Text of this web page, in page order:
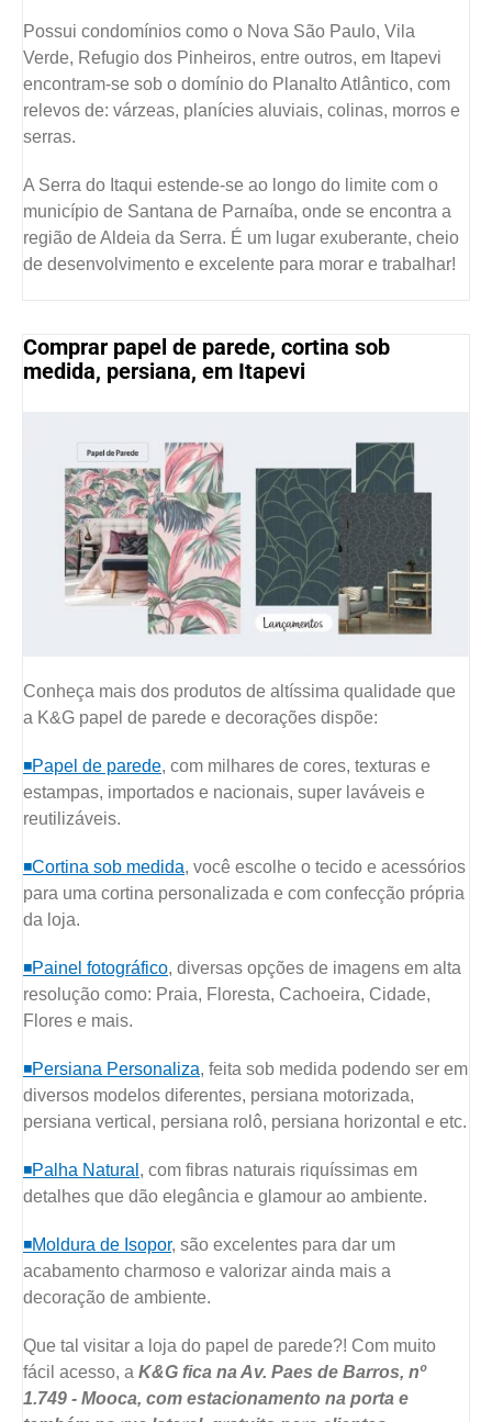
Possui condomínios como o Nova São Paulo, Vila
Verde, Refugio dos Pinheiros, entre outros, em Itapevi
encontram-se sob o domínio do Planalto Atlântico, com
relevos de: várzeas, planícies aluviais, colinas, morros e
serras.
A Serra do Itaqui estende-se ao longo do limite com o
município de Santana de Parnaíba, onde se encontra a
região de Aldeia da Serra. É um lugar exuberante, cheio
de desenvolvimento e excelente para morar e trabalhar!
Comprar papel de parede, cortina sob
medida, persiana, em Itapevi
Conheça mais dos produtos de altíssima qualidade que
a K&G papel de parede e decorações dispõe:
◾Papel de parede, com milhares de cores, texturas e
estampas, importados e nacionais, super laváveis e
reutilizáveis.
◾Cortina sob medida, você escolhe o tecido e acessórios
para uma cortina personalizada e com confecção própria
da loja.
◾Painel fotográfico, diversas opções de imagens em alta
resolução como: Praia, Floresta, Cachoeira, Cidade,
Flores e mais.
◾Persiana Personaliza, feita sob medida podendo ser em
diversos modelos diferentes, persiana motorizada,
persiana vertical, persiana rolô, persiana horizontal e etc.
◾Palha Natural , com fibras naturais riquíssimas em
detalhes que dão elegância e glamour ao ambiente.
◾Moldura de Isopor, são excelentes para dar um
acabamento charmoso e valorizar ainda mais a
decoração de ambiente.
Que tal visitar a loja do papel de parede?! Com muito
fácil acesso, a K&G fica na Av. Paes de Barros, nº
1.749 - Mooca, com estacionamento na porta e